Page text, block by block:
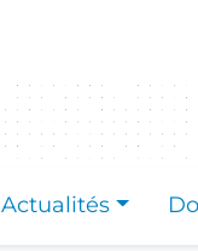
Actualités